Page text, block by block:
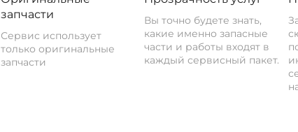
запчасти
Сервис использует
только оригинальные
запчасти
Вы точно будете знать,
какие именно запасные
части и работы входят в
каждый сервисный пакет.